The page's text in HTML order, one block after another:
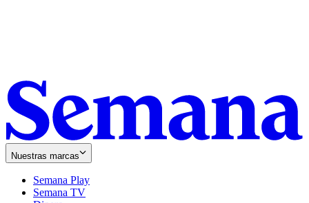
Nuestras marcas
Semana Play
Semana TV